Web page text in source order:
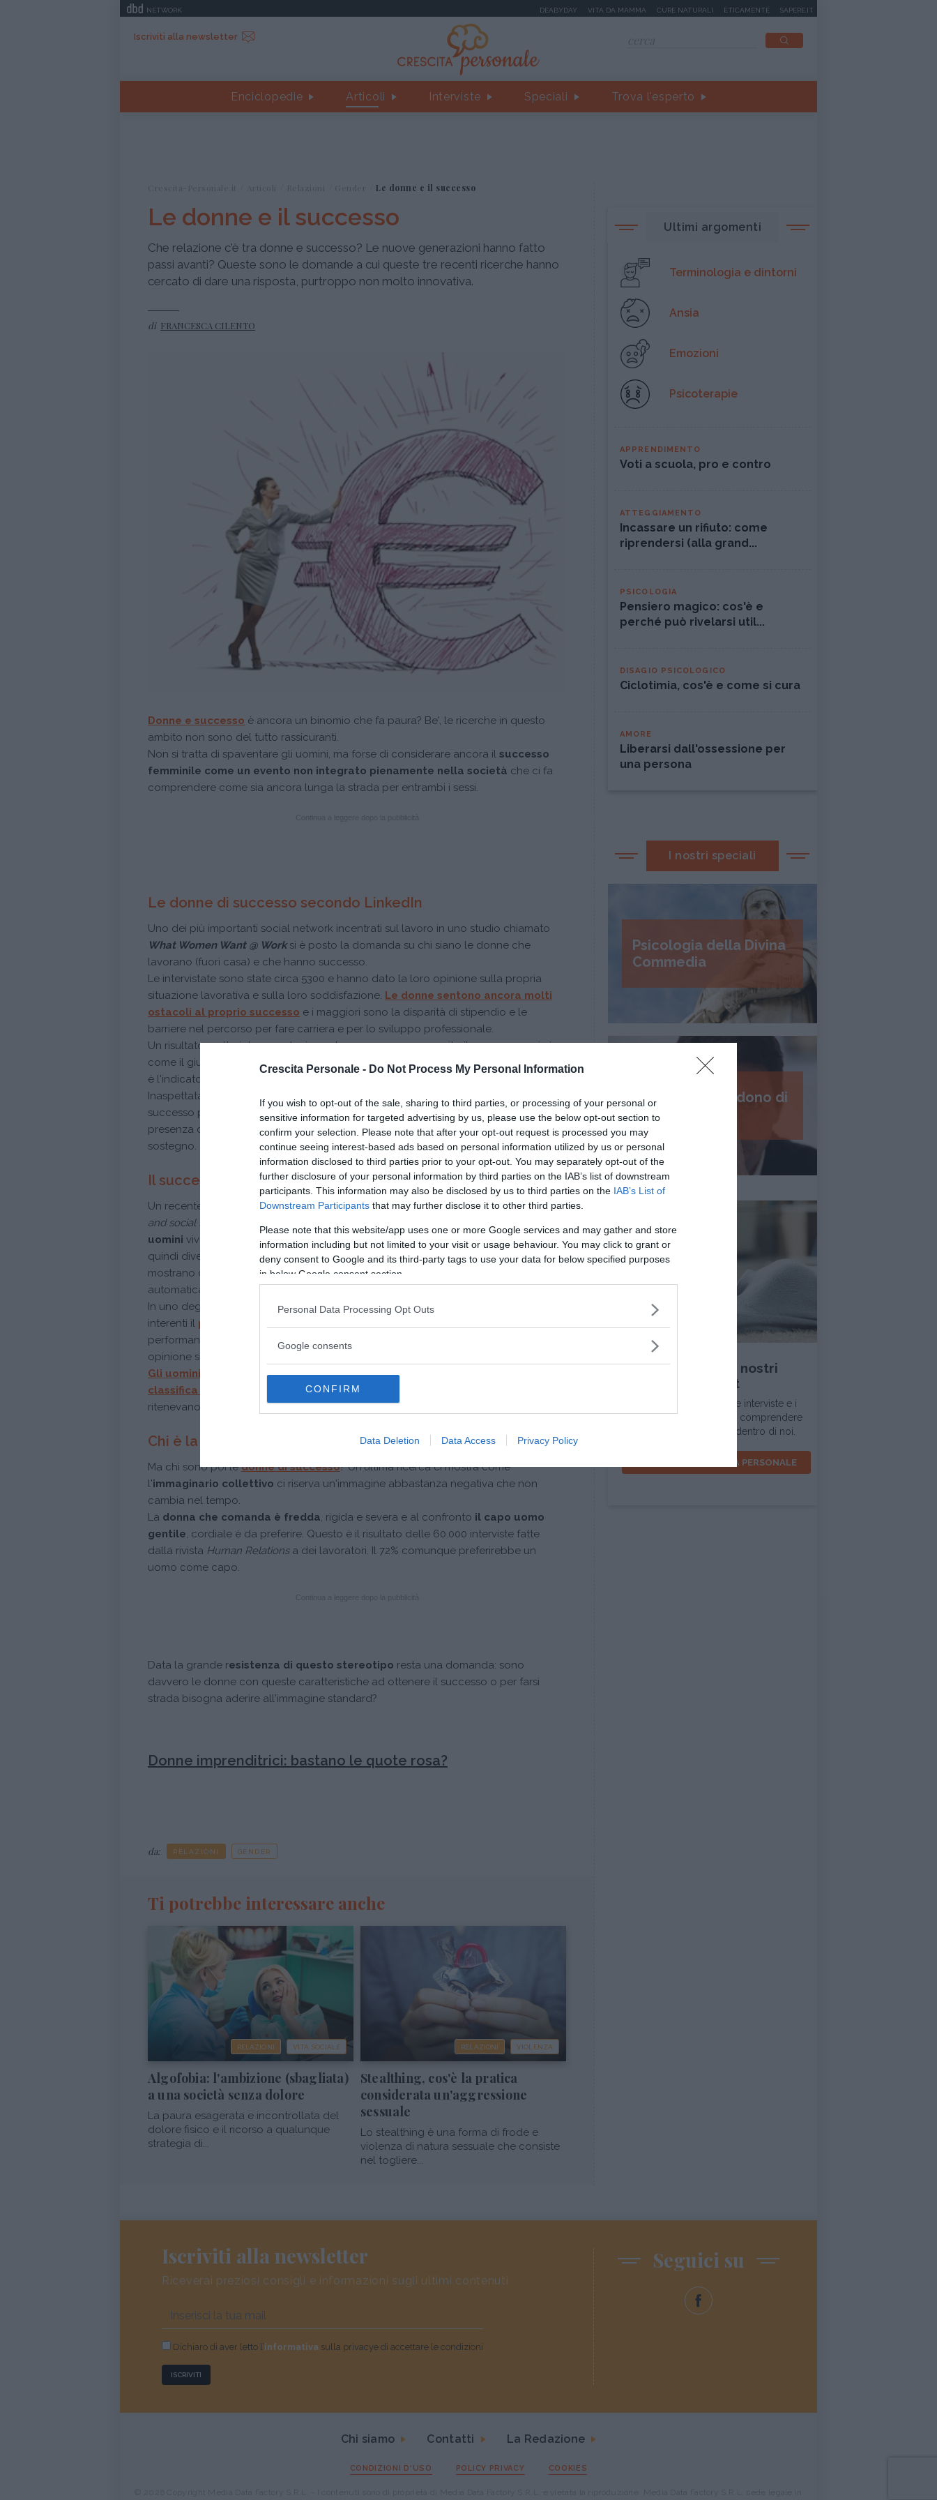
Crescita Personale - Do Not Process My Personal Information
If you wish to opt-out of the sale, sharing to third parties, or processing of your personal or
sensitive information for targeted advertising by us, please use the below opt-out section to
confirm your selection. Please note that after your opt-out request is processed you may
continue seeing interest-based ads based on personal information utilized by us or personal
information disclosed to third parties prior to your opt-out. You may separately opt-out of the
further disclosure of your personal information by third parties on the IAB’s list of downstream
participants. This information may also be disclosed by us to third parties on the IAB’s List of
Downstream Participants that may further disclose it to other third parties.
Please note that this website/app uses one or more Google services and may gather and store
information including but not limited to your visit or usage behaviour. You may click to grant or
deny consent to Google and its third-party tags to use your data for below specified purposes
in below Google consent section.
Personal Data Processing Opt Outs
Google consents
CONFIRM
Data Deletion Data Access Privacy Policy
NETWORK DEABYDAY VITA DA MAMMA CURE NATURALI ETICAMENTE SAPERE.IT
Iscriviti alla newsletter
Enciclopedie Articoli Interviste Speciali Trova l'esperto
Le donne e il successo
Le donne e il successo
Che relazione c'è tra donne e successo? Le nuove generazioni hanno fatto
passi avanti? Queste sono le domande a cui queste tre recenti ricerche hanno
cercato di dare una risposta, purtroppo non molto innovativa.
di FRANCESCA CILENTO
Donne e successo è ancora un binomio che fa paura? Be', le ricerche in questo
ambito non sono del tutto rassicuranti.
Non si tratta di spaventare gli uomini, ma forse di considerare ancora il successo
femminile come un evento non integrato pienamente nella società che ci fa
comprendere come sia ancora lunga la strada per entrambi i sessi.
Le donne di successo secondo LinkedIn
Uno dei più importanti social network incentrati sul lavoro in uno studio chiamato
What Women Want @ Worksi è posto la domanda su chi siano le donne che
lavorano (fuori casa) e che hanno successo.
Le intervistate sono state circa 5300 e hanno dato la loro opinione sulla propria
situazione lavorativa e sulla loro soddisfazione. Le donne sentono ancora molti
ostacoli al proprio successo e i maggiori sono la disparità di stipendio e le
barriere nel percorso per fare carriera e per lo sviluppo professionale.
Un risultato molto interessante riguarda come venga percepito il successo, e cioè
come il giusto equilibrio tra carriera e vita privata; la conciliazione famiglia lavoro
è l'indicatore più valido del grado di soddisfazione per il 74% delle intervistate.
Inaspettatamente la flessibilità nel lavoro risulta un elemento chiave per questo
successo più per le non mamme, mentre le madri puntano su una più ampia
presenza di donne tra i manager unita ad una politica aziendale/sociale di
sostegno.
Il successo è una barriera tra i sessi?
Un recente studio dell'Università della Florida pubblicato dalJournal of Personality
and social Psychology
uomini viva il successo lavorativo delle proprie compagne: sono stati effettuati
quindi diversi esperimenti che hanno coinvolti 896 persone e i risultati generali
mostrano che negli uomini, quando percepiscono il successo delle donne, scatta
automaticamente un
In uno degli esperimenti è stata somministrata a 32 coppie una batteria di test
interenti il problem solving
performance del partner (prima dei propri risultati) e veniva chiesta la propria
opinione sull'altro.
Gli uomini che credevano che la propria partner risultasse al top della
classifica dei risultati mostravano un calo dell'autostima
ritenevano fossero andate male.
Chi è la donna di successo?
Ma chi sono poi ledonne di successo? Un'ultima ricerca ci mostra come
l'immaginario collettivo ci riserva un'immagine abbastanza negativa che non
cambia nel tempo.
La donna che comanda è fredda, rigida e severa e al confronto il capo uomo
gentile, cordiale è da preferire. Questo è il risultato delle 60.000 interviste fatte
dalla rivista Human Relationsa dei lavoratori. Il 72% comunque preferirebbe un
uomo come capo.
Data la grande resistenza di questo stereotipo resta una domanda: sono
davvero le donne con queste caratteristiche ad ottenere il successo o per farsi
strada bisogna aderire all'immagine standard?
Donne imprenditrici: bastano le quote rosa?
da: RELAZIONI GENDER
Ti potrebbe interessare anche
RELAZIONI VITA SOCIALE
Algofobia: l'ambizione (sbagliata)
a una società senza dolore
La paura esagerata e incontrollata del
dolore fisico e il ricorso a qualunque
strategia di...
RELAZIONI VIOLENZA
Stealthing, cos'è la pratica
considerata un'aggressione
sessuale
Lo stealthing è una forma di frode e
violenza di natura sessuale che consiste
nel togliere...
Ultimi argomenti
Terminologia e dintorni
Ansia
Emozioni
Psicoterapie
APPRENDIMENTO
Voti a scuola, pro e contro
ATTEGGIAMENTO
Incassare un rifiuto: come
riprendersi (alla grand...
PSICOLOGIA
Pensiero magico: cos'è e
perché può rivelarsi util...
DISAGIO PSICOLOGICO
Ciclotimia, cos'è e come si cura
AMORE
Liberarsi dall'ossessione per
una persona
I nostri speciali
Psicologia della Divina
Commedia
I 7 passi del perdono di
Daniel Lumera
Ascolta tutti i nostri
podcast
In questa sezione trovi le interviste e i
dialoghi d'ispirazione per comprendere
la realtà intorno a noi e dentro di noi.
VOCI PER LA CRESCITA PERSONALE
Iscriviti alla newsletter
Riceverai preziosi consigli e informazioni sugli ultimi contenuti
Dichiaro di aver letto l’informativa sulla privacye di accettare le condizioni
ISCRIVITI
Seguici su
Chi siamo Contatti La Redazione
CONDIZIONI D'USO POLICY PRIVACY COOKIES